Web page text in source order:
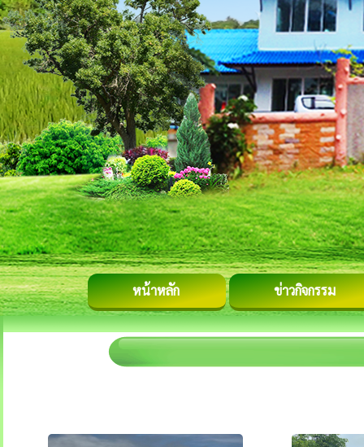
หน้าหลัก ข่าวกิจกรรม